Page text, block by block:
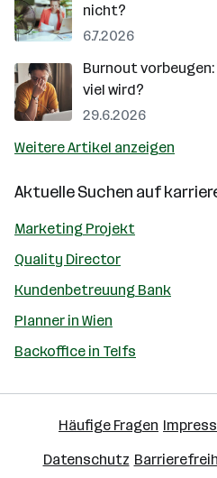
nicht?
6.7.2026
Burnout vorbeugen:
viel wird?
29.6.2026
Weitere Artikel anzeigen
Aktuelle Suchen auf
Marketing Projekt
Quality Director
Kundenbetreuung Bank
Planner in Wien
Backoffice in Telfs
Häufige Fragen
Datenschutz